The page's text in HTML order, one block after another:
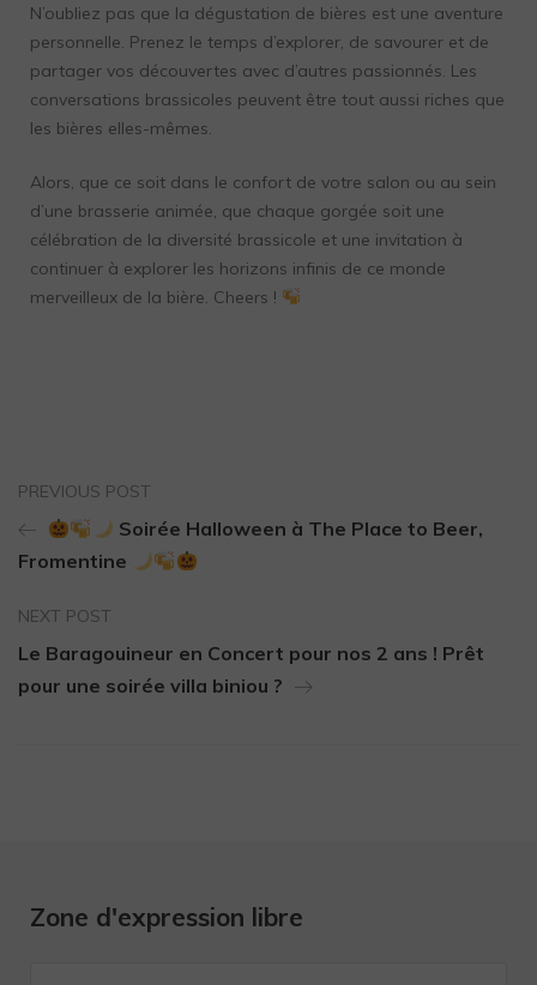
N’oubliez pas que la dégustation de bières est une aventure
personnelle. Prenez le temps d’explorer, de savourer et de
partager vos découvertes avec d’autres passionnés. Les
conversations brassicoles peuvent être tout aussi riches que
les bières elles-mêmes.
Alors, que ce soit dans le confort de votre salon ou au sein
d’une brasserie animée, que chaque gorgée soit une
célébration de la diversité brassicole et une invitation à
continuer à explorer les horizons infinis de ce monde
merveilleux de la bière. Cheers !
PREVIOUS POST
Soirée Halloween à The Place to Beer,
Fromentine
NEXT POST
Le Baragouineur en Concert pour nos 2 ans ! Prêt
pour une soirée villa biniou ?
Zone d'expression libre